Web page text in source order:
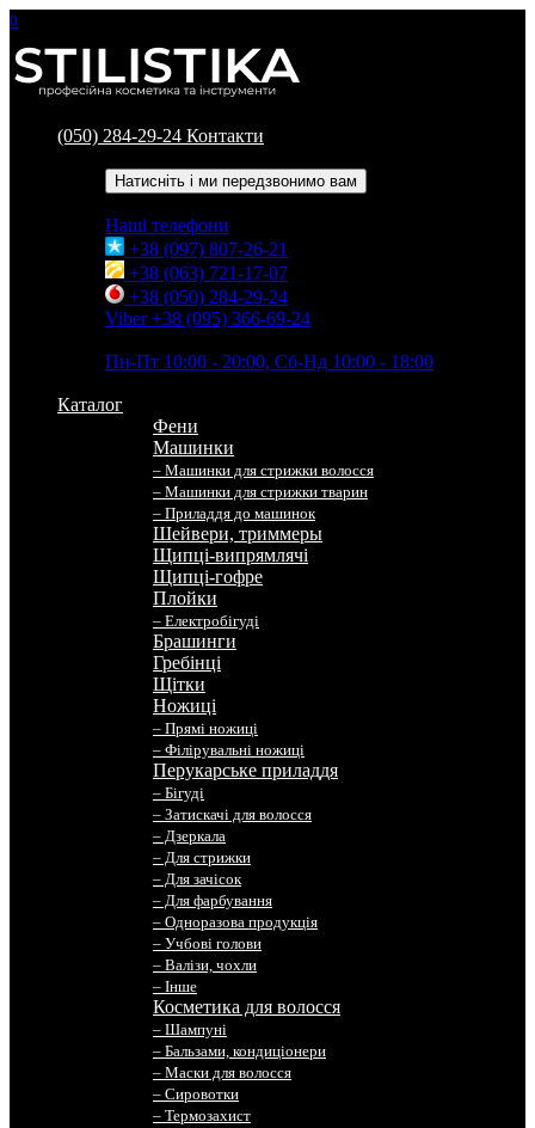
0
(050) 284-29-24 Контакти
Натисніть і ми передзвонимо вам
Наші телефони
+38 (097) 807-26-21
+38 (063) 721-17-07
+38 (050) 284-29-24
Viber +38 (095) 366-69-24
Пн-Пт 10:00 - 20:00, Сб-Нд 10:00 - 18:00
Каталог
Фени
Машинки
– Машинки для стрижки волосся
– Машинки для стрижки тварин
– Приладдя до машинок
Шейвери, триммеры
Щипці-випрямлячі
Щипці-гофре
Плойки
– Електробігуді
Брашинги
Гребінці
Щітки
Ножиці
– Прямі ножиці
– Філірувальні ножиці
Перукарське приладдя
– Бігуді
– Затискачі для волосся
– Дзеркала
– Для стрижки
– Для зачісок
– Для фарбування
– Одноразова продукція
– Учбові голови
– Валізи, чохли
– Інше
Косметика для волосся
– Шампуні
– Бальзами, кондиціонери
– Маски для волосся
– Сировотки
– Термозахист